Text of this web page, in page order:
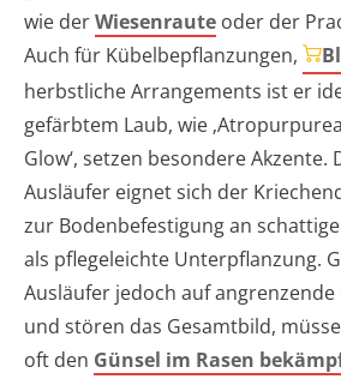
wie derWiesenraute oder der
Auch für Kübelbepflanzungen,
herbstliche Arrangements ist er
gefärbtem Laub, wie
Glow‘, setzen besondere Akzente.
Ausläufer eignet sich der
zur Bodenbefestigung an
als pflegeleichte Unterpflanzung.
Ausläufer jedoch auf
und stören das Gesamtbild,
oft den Günsel im Rasen